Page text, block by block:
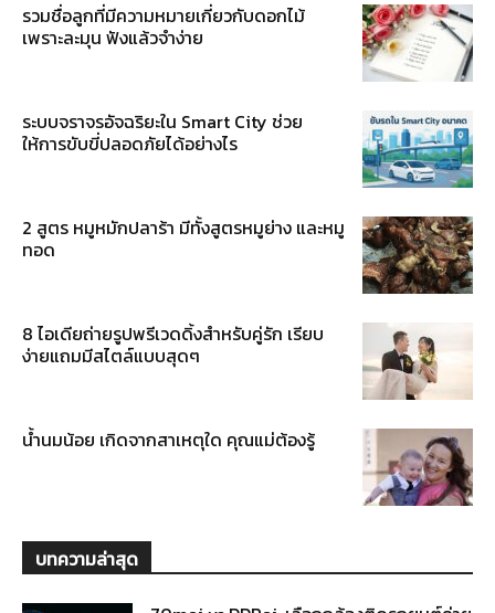
รวมชื่อลูกที่มีความหมายเกี่ยวกับดอกไม้
เพราะละมุน ฟังแล้วจำง่าย
ระบบจราจรอัจฉริยะใน Smart City ช่วย
ให้การขับขี่ปลอดภัยได้อย่างไร
2 สูตร หมูหมักปลาร้า มีทั้งสูตรหมูย่าง และหมู
ทอด
8 ไอเดียถ่ายรูปพรีเวดดิ้งสำหรับคู่รัก เรียบ
ง่ายแถมมีสไตล์แบบสุดๆ
น้ำนมน้อย เกิดจากสาเหตุใด คุณแม่ต้องรู้
บทความล่าสุด